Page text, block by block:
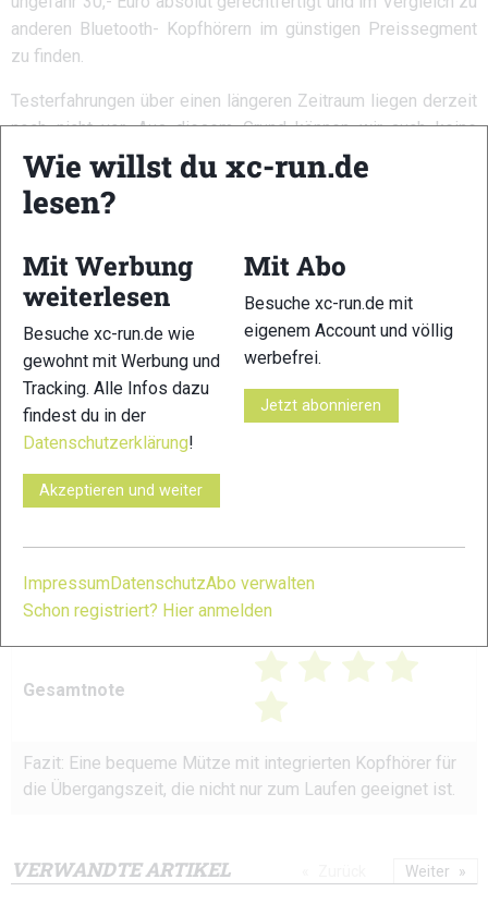
anderen Bluetooth- Kopfhörern im günstigen Preissegment
zu finden.
Testerfahrungen über einen längeren Zeitraum liegen derzeit
noch nicht vor. Aus diesem Grund können wir auch keine
Aussage dazu treffen, ob sich die Mütze im Laufe der Zeit
weitet oder ob sich der anfangs feste Sitz der Kopfhörer
nach längerem Gebrauch lockert. Aktuell hat uns dieses
bekannt wurde und aktuell mit dem ISPO- Award
ausgezeichnet wurde, auf ganzer Linie begeistert.
TESTERGEBNIS
Klang 12 von 15
Bluetooth)
Bedienbarkeit (während
des Laufens)
12 von 15
Gesamtnote
Fazit: Eine bequeme Mütze mit integrierten Kopfhörer für
die Übergangszeit, die nicht nur zum Laufen geeignet ist.
VERWANDTE ARTIKEL Weiter
Wie willst du xc-run.de
lesen?
Mit Werbung
weiterlesen
Besuche xc-run.de wie
gewohnt mit Werbung und
Tracking. Alle Infos dazu
findest du in der
Datenschutzerklärung!
Akzeptieren und weiter
Mit Abo
Besuche xc-run.de mit
eigenem Account und völlig
werbefrei.
Jetzt abonnieren
ImpressumDatenschutzAbo verwalten
Schon registriert? Hier anmelden